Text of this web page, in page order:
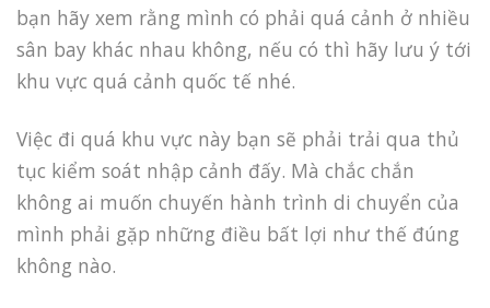
bạn hãy xem rằng mình có phải quá cảnh ở nhiều
sân bay khác nhau không, nếu có thì hãy lưu ý tới
khu vực quá cảnh quốc tế nhé.
Việc đi quá khu vực này bạn sẽ phải trải qua thủ
tục kiểm soát nhập cảnh đấy. Mà chắc chắn
không ai muốn chuyến hành trình di chuyển của
mình phải gặp những điều bất lợi như thế đúng
không nào.